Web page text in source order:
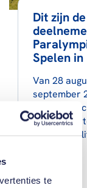
te
Dit zijn
Spelen in
Van 28
september
Welke
zich